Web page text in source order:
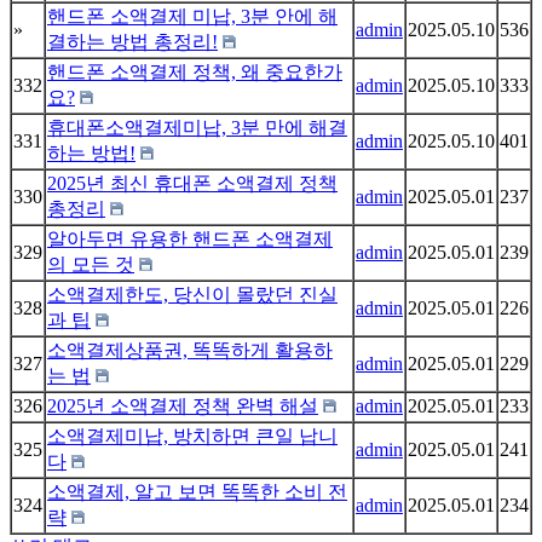
»
핸드폰 소액결제 미납, 3분 안에 해
결하는 방법 총정리!
admin 2025.05.10 536
332
핸드폰 소액결제 정책, 왜 중요한가
요?
admin 2025.05.10 333
331
휴대폰소액결제미납, 3분 만에 해결
하는 방법!
admin 2025.05.10 401
330
2025년 최신 휴대폰 소액결제 정책
총정리
admin 2025.05.01 237
329
알아두면 유용한 핸드폰 소액결제
의 모든 것
admin 2025.05.01 239
328
소액결제한도, 당신이 몰랐던 진실
과 팁
admin 2025.05.01 226
327
소액결제상품권, 똑똑하게 활용하
는 법
admin 2025.05.01 229
326 2025년 소액결제 정책 완벽 해설 admin 2025.05.01 233
325
소액결제미납, 방치하면 큰일 납니
다
admin 2025.05.01 241
324
소액결제, 알고 보면 똑똑한 소비 전
략
admin 2025.05.01 234